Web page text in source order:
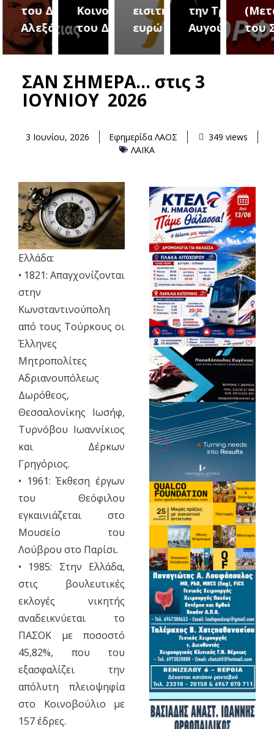
του Δήμου
Αλεξάνδρειας
Κοινοτήτων
του Δήμου
εισιτήριο 2
ευρώ
την Τρίτη 18
Αυγούστουτου
ΣΑΝ ΣΗΜΕΡΑ… στις 3
ΙΟΥΝΙΟΥ 2026
3 Ιουνίου, 2026 Εφημερίδα ΛΑΟΣ
349 views
ΛΑΪΚΑ
Ελλάδα:
• 1821: Απαγχονίζονται
στην
Κωνσταντινούπολη
από τους Τούρκους οι
Έλληνες
Μητροπολίτες
Αδριανουπόλεως
Δωρόθεος,
Θεσσαλονίκης Ιωσήφ,
Τυρνόβου Ιωαννίκιος
και Δέρκων
Γρηγόριος.
• 1961: Έκθεση έργων
του Θεόφιλου
εγκαινιάζεται στο
Μουσείο του
Λούβρου στο Παρίσι.
• 1985: Στην Ελλάδα,
στις βουλευτικές
εκλογές νικητής
αναδεικνύεται το
ΠΑΣΟΚ με ποσοστό
45,82%, που του
εξασφαλίζει την
απόλυτη πλειοψηφία
στο Κοινοβούλιο με
157 έδρες.